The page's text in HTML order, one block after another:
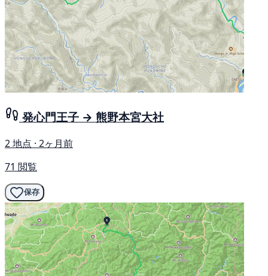
発心門王子 → 熊野本宮大社
2 地点 · 2ヶ月前
71 閲覧
保存